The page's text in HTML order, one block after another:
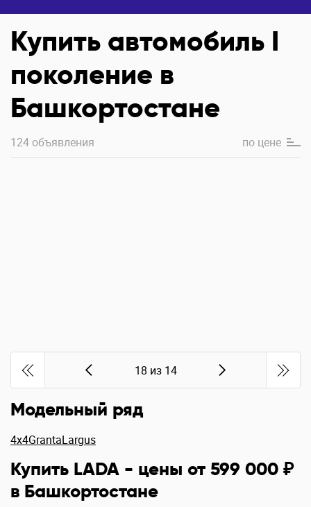
Купить автомобиль I
поколение в
Башкортостане
124 объявления по цене
18 из 14
Модельный ряд
4x4GrantaLargus
Купить LADA - цены от 599 000 ₽
в Башкортостане